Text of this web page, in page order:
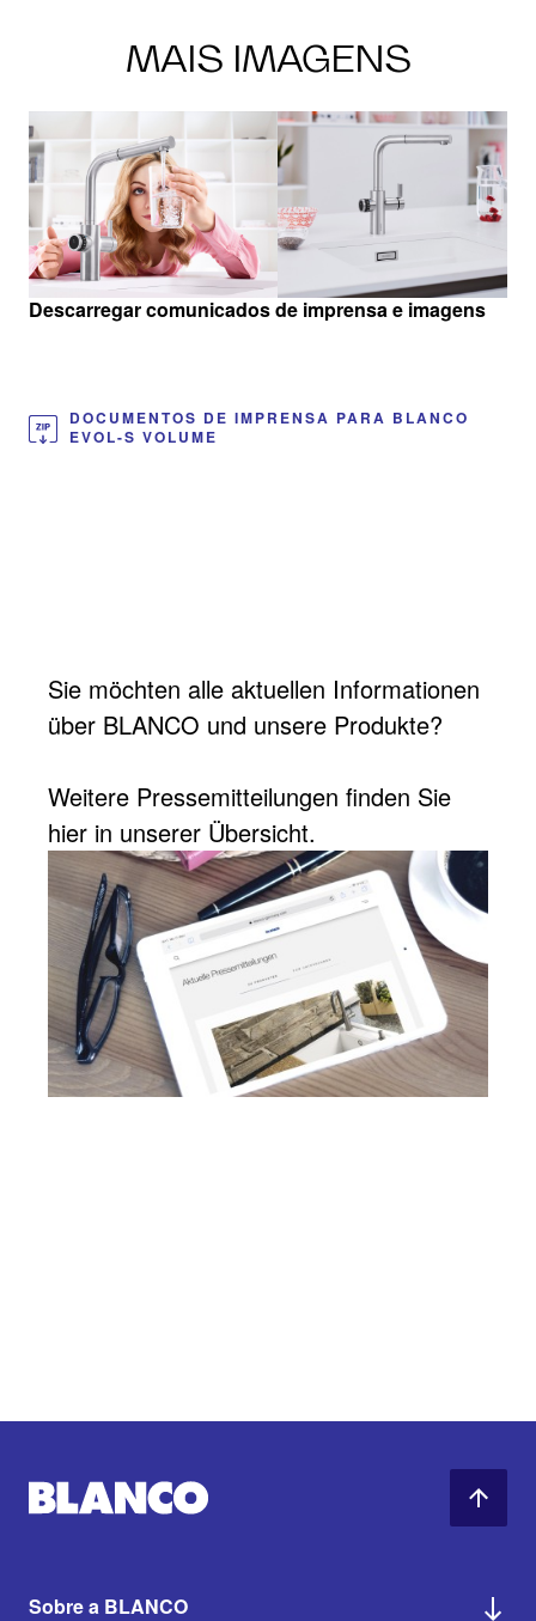
MAIS IMAGENS
Descarregar comunicados de imprensa e imagens
DOCUMENTOS DE IMPRENSA PARA BLANCO
EVOL-S VOLUME
Sie möchten alle aktuellen Informationen
über BLANCO und unsere Produkte?
Weitere Pressemitteilungen finden Sie
hier in unserer Übersicht.
Sobre a BLANCO